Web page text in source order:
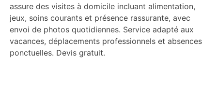
assure des visites à domicile incluant alimentation,
jeux, soins courants et présence rassurante, avec
envoi de photos quotidiennes. Service adapté aux
vacances, déplacements professionnels et absences
ponctuelles. Devis gratuit.